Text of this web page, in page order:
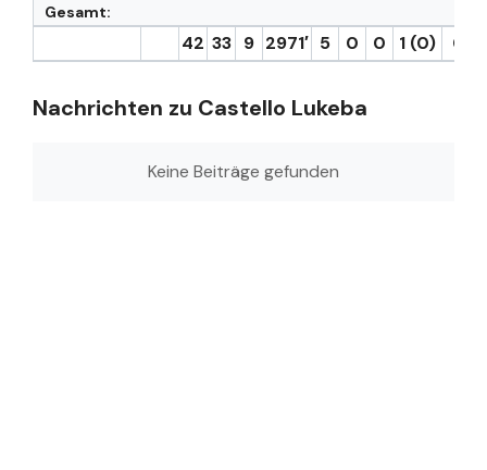
Gesamt:
42 33 9 2971′ 5 0 0 1 (0) 0
Nachrichten zu Castello Lukeba
Keine Beiträge gefunden